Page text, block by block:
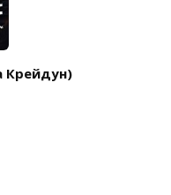
Крейдун)